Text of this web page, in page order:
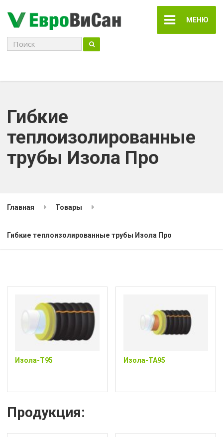
Поиск
для:
МЕНЮ
Гибкие
теплоизолированные
трубы Изола Про
Главная Товары
Гибкие теплоизолированные трубы Изола Про
Изола-Т95 Изола-ТА95
Продукция: